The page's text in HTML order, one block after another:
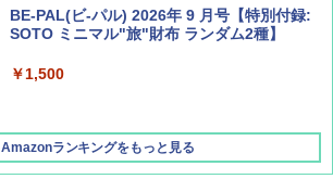
BE-PAL(ビ-パル) 2026年 9 月号【特別付録:
SOTO ミニマル"旅"財布 ランダム2種】
￥1,500
Amazonランキングをもっと見る